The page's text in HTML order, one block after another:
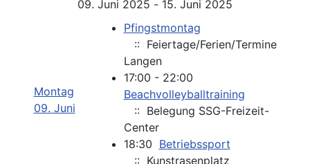
09. Juni 2025 - 15. Juni 2025
Montag
09. Juni
Pfingstmontag
:: Feiertage/Ferien/Termine
Langen
17:00 - 22:00
Beachvolleyballtraining
:: Belegung SSG-Freizeit-
Center
18:30 Betriebssport
:: Kunstrasenplatz